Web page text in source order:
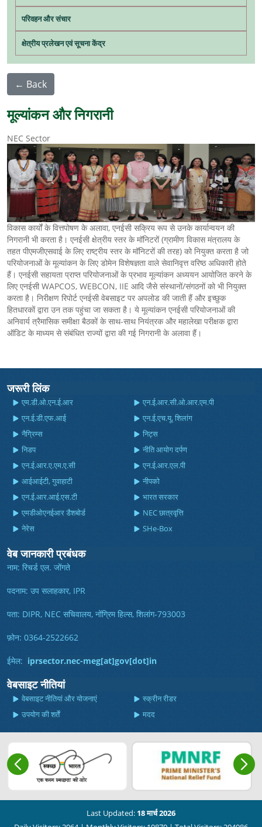
परिवहन और संचार
क्षेत्रीय प्रलेखन एवं सूचना केंद्र
← Back
मूल्यांकन और निगरानी
NEC Sector
विकास कार्यों के वित्तपोषण के अलावा, एनईसी सक्रिय रूप से उनके कार्यान्वयन की
निगरानी भी करता है। एनईसी क्षेत्रीय स्तर के मॉनिटरों (ग्रामीण विकास मंत्रालय के
तहत पीएमजीएसवाई के लिए राष्ट्रीय स्तर के मॉनिटरों की तरह) को नियुक्त करता है जो
परियोजनाओं के मूल्यांकन के लिए डोमेन विशेषज्ञता वाले सेवानिवृत्त वरिष्ठ अधिकारी होते
हैं। एनईसी सहायता प्राप्त परियोजनाओं के प्रभाव मूल्यांकन अध्ययन आयोजित करने के
लिए एनईसी WAPCOS, WEBCON, IIE आदि जैसे संस्थानों/संगठनों को भी नियुक्त
करता है। निरीक्षण रिपोर्ट एनईसी वेबसाइट पर अपलोड की जाती हैं और इच्छुक
हितधारकों द्वारा उन तक पहुंचा जा सकता है। ये मूल्यांकन एनईसी परियोजनाओं की
अनिवार्य त्रैमासिक समीक्षा बैठकों के साथ-साथ नियंत्रक और महालेखा परीक्षक द्वारा
ऑडिट के माध्यम से संबंधित राज्यों द्वारा की गई निगरानी के अलावा हैं।
जरूरी लिंक
एम.डी.ओ.एन.ई.आर
एन.ई.आर.सी.ओ.आर.एम.पी
एन.ई.डी.एफ.आई
एन.ई.एच.यू, शिलांग
नैग्रिम्स
निट्स
निडप
नीति आयोग दर्पण
एन.ई.आर.ए.एम.ए.सी
एन.ई.आर.एल.पी
आईआईटी, गुवाहाटी
नीपको
एन.ई.आर.आई.एस.टी
भारत सरकार
एमडीओएनईआर डैशबोर्ड
NEC छात्रवृत्ति
नेरेस
SHe-Box
वेब जानकारी प्रबंधक
नाम: रिचर्ड एल. जोंगते
पदनाम: उप सलाहकार, IPR
पता: DIPR, NEC सचिवालय, नोंग्रिम हिल्स, शिलांग-793003
फ़ोन: 0364-2522662
ईमेल: iprsector.nec-meg[at]gov[dot]in
वेबसाइट नीतियां
वेबसाइट नीतियां और योजनाएं
स्क्रीन रीडर
उपयोग की शर्तें
मदद
Last Updated: 18 मार्च 2026